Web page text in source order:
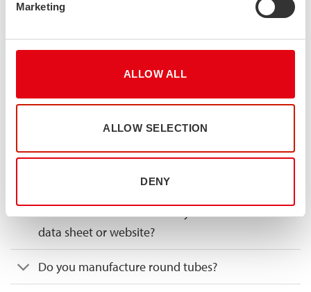
Marketing
ALLOW ALL
ALLOW SELECTION
DENY
Do you provide cut-to-length?
Do you manufacture welded structures?
perforation and angle cutting?
brushed and unpolished?
from the thickness listed on your technical
data sheet or website?
Do you manufacture round tubes?